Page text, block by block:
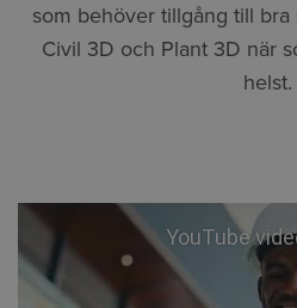
som behöver tillgång till bra
Civil 3D och Plant 3D när
helst.
YouTube